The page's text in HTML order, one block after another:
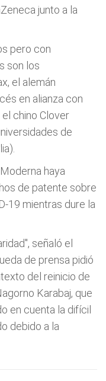
junto a la
pero con
son los
el alemán
en alianza con
el chino Clover
de
haya
de patente sobre
19 mientras dure la
señaló el
de prensa pidió
del reinicio de
Karabaj, que
en cuenta la difícil
debido a la